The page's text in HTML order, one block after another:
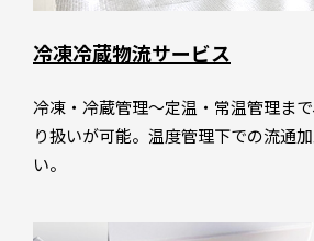
冷凍冷蔵物流サービス
冷凍・冷蔵管理～定温・常温管理ま
り扱いが可能。温度管理下での流通
い。